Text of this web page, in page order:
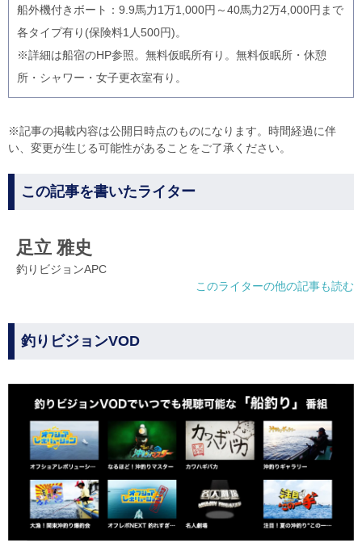
船外機付きボート：9.9馬力1万1,000円～40馬力2万4,000円まで
各タイプ有り(保険料1人500円)。
※詳細は船宿のHP参照。無料仮眠所有り。無料仮眠所・休憩
所・シャワー・女子更衣室有り。
※記事の掲載内容は公開日時点のものになります。時間経過に伴
い、変更が生じる可能性があることをご了承ください。
この記事を書いたライター
足立 雅史
釣りビジョンAPC
このライターの他の記事も読む
釣りビジョンVOD